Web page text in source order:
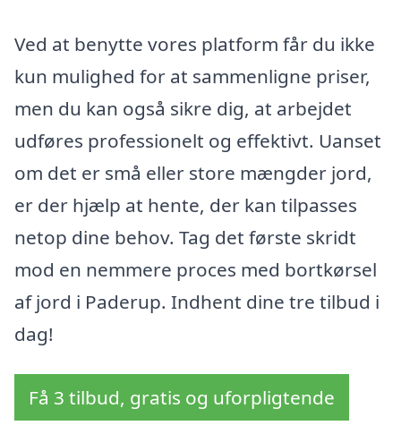
Ved at benytte vores platform får du ikke
kun mulighed for at sammenligne priser,
men du kan også sikre dig, at arbejdet
udføres professionelt og effektivt. Uanset
om det er små eller store mængder jord,
er der hjælp at hente, der kan tilpasses
netop dine behov. Tag det første skridt
mod en nemmere proces med bortkørsel
af jord i Paderup. Indhent dine tre tilbud i
dag!
Få 3 tilbud, gratis og uforpligtende